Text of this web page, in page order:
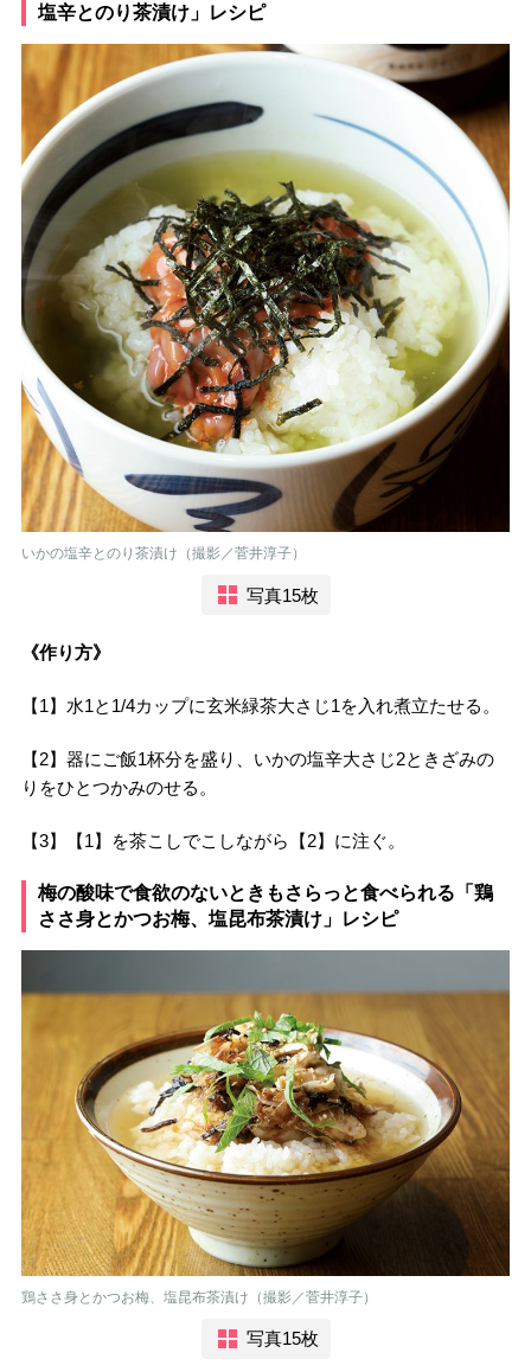
塩辛とのり茶漬け」レシピ
いかの塩辛とのり茶漬け（撮影／菅井淳子）
写真15枚
《作り方》
【1】水1と1/4カップに玄米緑茶大さじ1を入れ煮立たせる。
【2】器にご飯1杯分を盛り、いかの塩辛大さじ2ときざみの
りをひとつかみのせる。
【3】【1】を茶こしでこしながら【2】に注ぐ。
梅の酸味で食欲のないときもさらっと食べられる「鶏
ささ身とかつお梅、塩昆布茶漬け」レシピ
鶏ささ身とかつお梅、塩昆布茶漬け（撮影／菅井淳子）
写真15枚